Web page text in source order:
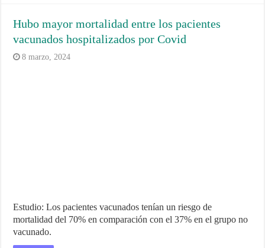
Hubo mayor mortalidad entre los pacientes
vacunados hospitalizados por Covid
8 marzo, 2024
Estudio: Los pacientes vacunados tenían un riesgo de
mortalidad del 70% en comparación con el 37% en el grupo no
vacunado.